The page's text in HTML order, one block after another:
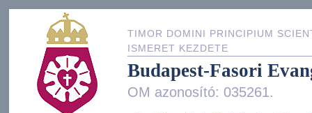
TIMOR DOMINI PRINCIPIUM
ISMERET KEZDETE
Budapest-Fasori
OM azonosító: 035261.